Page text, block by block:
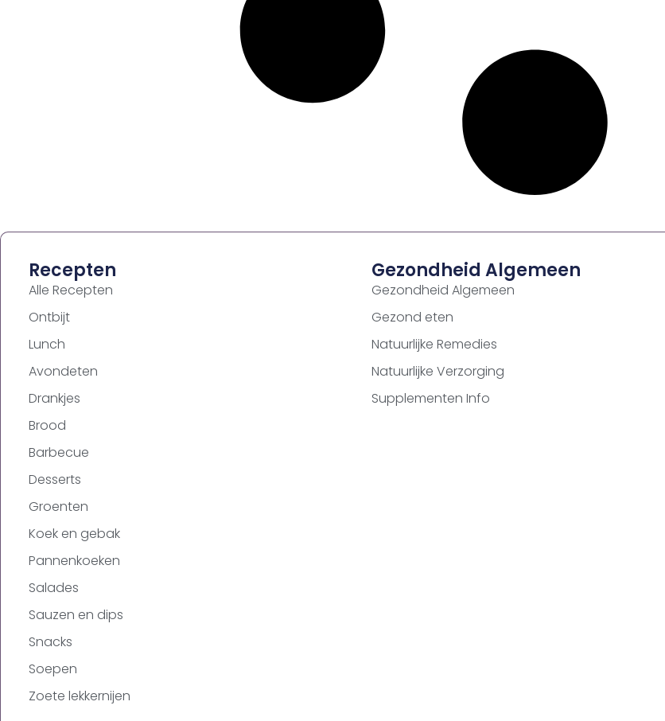
Recepten
Alle Recepten
Ontbijt
Lunch
Avondeten
Drankjes
Brood
Barbecue
Desserts
Groenten
Koek en gebak
Pannenkoeken
Salades
Sauzen en dips
Snacks
Soepen
Zoete lekkernijen
Gezondheid Algemeen
Gezondheid Algemeen
Gezond eten
Natuurlijke Remedies
Natuurlijke Verzorging
Supplementen Info